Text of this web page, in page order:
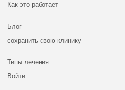
Как это работает
Блог
сохранить свою клинику
Типы лечения
Войти